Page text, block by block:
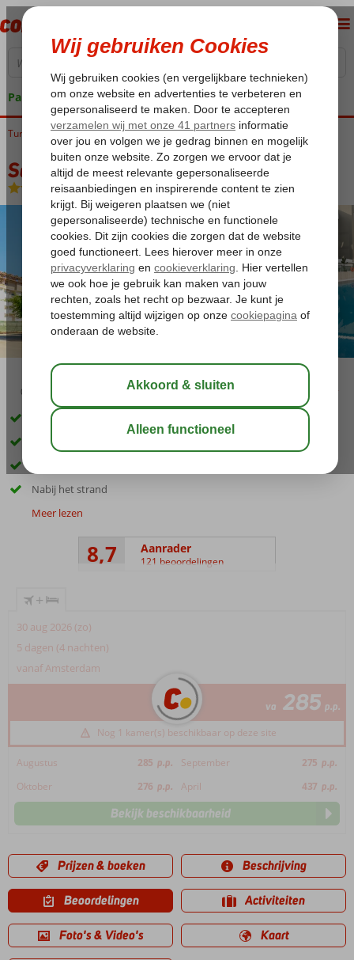
Pakketgarantie
Home
Turkije Turkse Riviera Alanya Alanya-Centrum Sailor Apart
Sailor Apart
Logies-Appartement
03:45
Comfortabele kamers
Uitstekende service en vriendelijk personeel
Nabij het strand
Meer lezen
8,7 Aanrader
121 beoordelingen
+
30 aug 2026 (zo)
5 dagen (4 nachten)
vanaf Amsterdam
va 285 p.p.
Nog 1 kamer(s) beschikbaar op deze site
Augustus 285 p.p. September 275 p.p.
Oktober
276 p.p. April 437 p.p.
Bekijk beschikbaarheid
Prijzen & boeken Beschrijving
Beoordelingen Activiteiten
Foto's & Video's Kaart